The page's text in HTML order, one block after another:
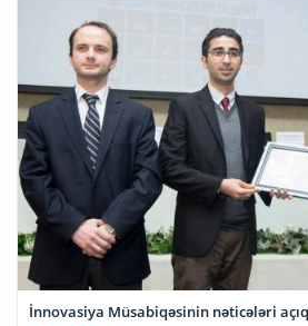
İnnovasiya Müsabiqəsinin nəticələri